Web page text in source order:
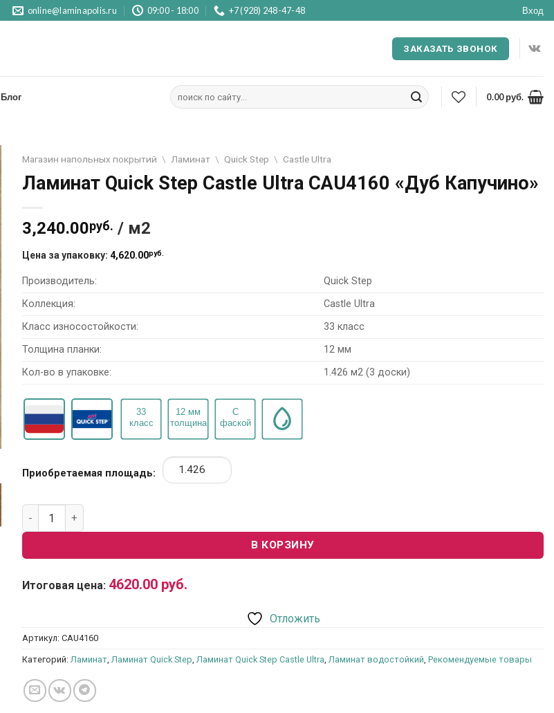
online@laminapolis.ru 09:00 - 18:00 +7 (928) 248-47-48 Вход
ЗАКАЗАТЬ ЗВОНОК
Блог
Искать:
0.00руб.
Магазин напольных покрытий \ Ламинат \ Quick Step \ Castle Ultra
Ламинат Quick Step Castle Ultra CAU4160 «Дуб Капучино»
3,240.00руб. / м2
Цена за упаковку: 4,620.00руб.
Производитель:
Quick Step
Коллекция:
Castle Ultra
Класс износостойкости:
33 класс
Толщина планки:
12 мм
Кол-во в упаковке:
1.426 м2 (3 доски)
Приобретаемая площадь:
Количество товара Ламинат Quick Step Castle Ultra CAU4160 "Дуб Капучино"
В КОРЗИНУ
Итоговая цена: 4620.00 руб.
Отложить
Артикул: CAU4160
Категорий: Ламинат Ламинат Quick Step Ламинат Quick Step Castle Ultra Ламинат водостойкий Рекомендуемые товары